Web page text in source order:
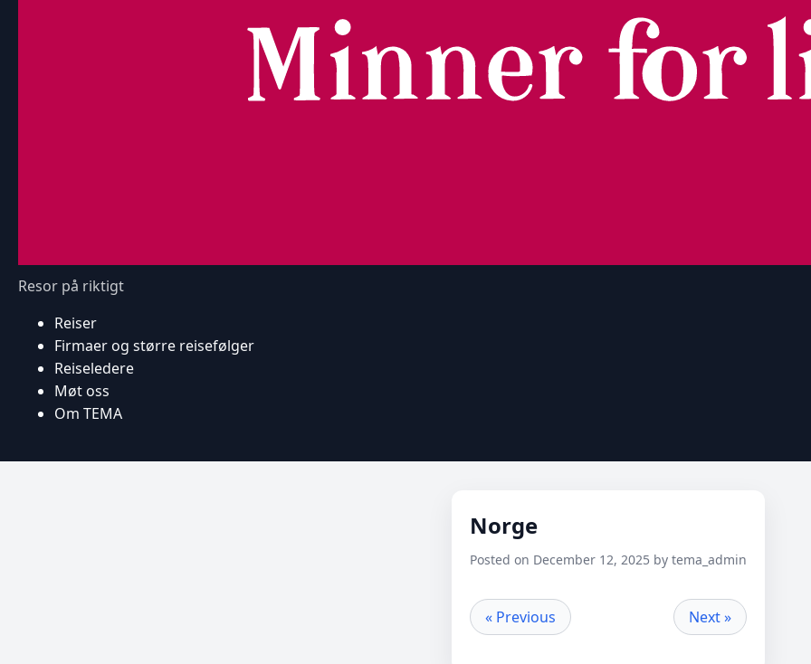
Resor på riktigt
Reiser
Firmaer og større reisefølger
Reiseledere
Møt oss
Om TEMA
Norge
Posted on December 12, 2025 by tema_admin
« Previous Next »